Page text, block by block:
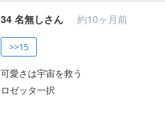
34 名無しさん 約10ヶ月前
>>15
可愛さは宇宙を救う
ロゼッタ一択